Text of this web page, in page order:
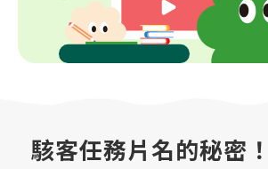
駭客任務片名的秘密